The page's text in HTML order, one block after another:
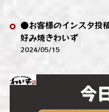
●お客様のインスタ投
好み焼きわいず
2024/05/15